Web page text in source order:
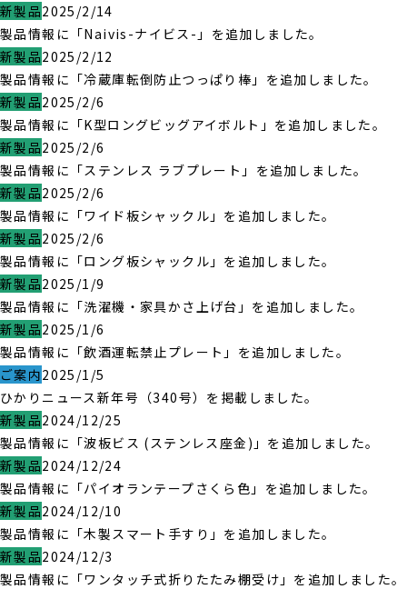
新製品2025/2/14
製品情報に「Naivis-ナイビス-」を追加しました。
新製品2025/2/12
製品情報に「冷蔵庫転倒防止つっぱり棒」を追加しました。
新製品2025/2/6
製品情報に「K型ロングビッグアイボルト」を追加しました。
新製品2025/2/6
製品情報に「ステンレス ラブプレート」を追加しました。
新製品2025/2/6
製品情報に「ワイド板シャックル」を追加しました。
新製品2025/2/6
製品情報に「ロング板シャックル」を追加しました。
新製品2025/1/9
製品情報に「洗濯機・家具かさ上げ台」を追加しました。
新製品2025/1/6
製品情報に「飲酒運転禁止プレート」を追加しました。
ご案内2025/1/5
ひかりニュース新年号（340号）を掲載しました。
新製品2024/12/25
製品情報に「波板ビス (ステンレス座金)」を追加しました。
新製品2024/12/24
製品情報に「パイオランテープさくら色」を追加しました。
新製品2024/12/10
製品情報に「木製スマート手すり」を追加しました。
新製品2024/12/3
製品情報に「ワンタッチ式折りたたみ棚受け」を追加しました。